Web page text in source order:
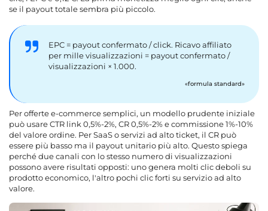
se il payout totale sembra più piccolo.
EPC = payout confermato / click. Ricavo affiliato
per mille visualizzazioni = payout confermato /
visualizzazioni × 1.000.
formula standard
Per offerte e-commerce semplici, un modello prudente iniziale
può usare CTR link 0,5%-2%, CR 0,5%-2% e commissione 1%-10%
del valore ordine. Per SaaS o servizi ad alto ticket, il CR può
essere più basso ma il payout unitario più alto. Questo spiega
perché due canali con lo stesso numero di visualizzazioni
possono avere risultati opposti: uno genera molti clic deboli su
prodotto economico, l'altro pochi clic forti su servizio ad alto
valore.